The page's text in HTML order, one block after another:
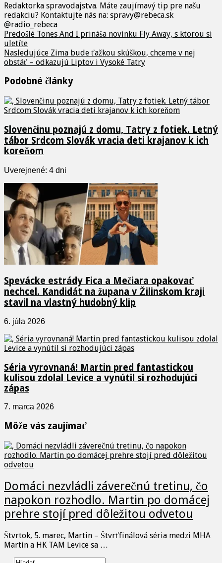
Redaktorka spravodajstva. Máte zaujímavý tip pre našu
redakciu? Kontaktujte nás na: spravy@rebeca.sk
@radio_rebeca
Predošlé Tones And I prináša novinku Fly Away, s ktorou si
uletíte
Nasledujúce Zima bude ťažkou skúškou, chceme v nej
obstáť – odkazujú Liptov i Vysoké Tatry
Podobné články
Slovenčinu poznajú z domu, Tatry z fotiek. Letný
tábor Srdcom Slovák vracia deti krajanov k ich
koreňom
Uverejnené: 4 dni
Spevácke estrády Fica a Mečiara opakovať
nechcel. Kandidát na župana v Žilinskom kraji
stavil na vlastný hudobný klip
6. júla 2026
Séria vyrovnaná! Martin pred fantastickou
kulisou zdolal Levice a vynútil si rozhodujúci
zápas
7. marca 2026
Môže vás zaujímať
Domáci nezvládli záverečnú tretinu, čo
napokon rozhodlo. Martin po domácej
prehre stojí pred dôležitou odvetou
Štvrtok, 5. marec, Martin – Štvrťfinálová séria medzi MHA
Martin a HK TAM Levice sa …